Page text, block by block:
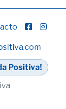
Positiva!